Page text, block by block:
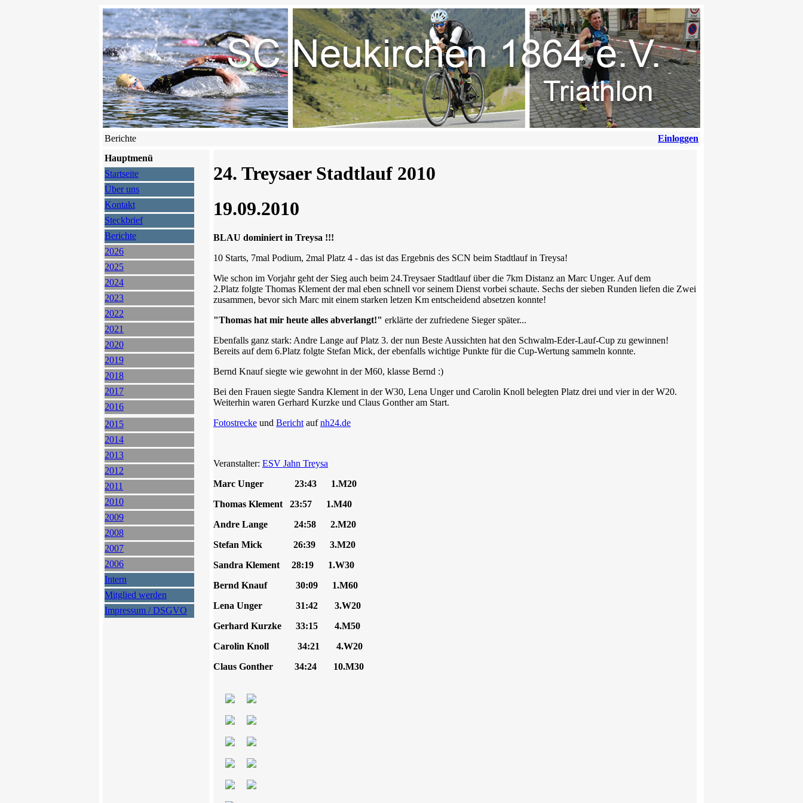
Berichte
Einloggen
Hauptmenü
Startseite
Über uns
Kontakt
Steckbrief
Berichte
2026
2025
2024
2023
2022
2021
2020
2019
2018
2017
2016
2015
2014
2013
2012
2011
2010
2009
2008
2007
2006
Intern
Mitglied werden
Impressum / DSGVO
24. Treysaer Stadtlauf 2010
19.09.2010
BLAU dominiert in Treysa !!!
10 Starts, 7mal Podium, 2mal Platz 4 - das ist das Ergebnis des SCN beim Stadtlauf in Treysa!
Wie schon im Vorjahr geht der Sieg auch beim 24.Treysaer Stadtlauf über die 7km Distanz an Marc Unger. Auf dem
2.Platz folgte Thomas Klement der mal eben schnell vor seinem Dienst vorbei schaute. Sechs der sieben Runden liefen die Zwei
zusammen, bevor sich Marc mit einem starken letzen Km entscheidend absetzen konnte!
"Thomas hat mir heute alles abverlangt!" erklärte der zufriedene Sieger später...
Ebenfalls ganz stark: Andre Lange auf Platz 3. der nun Beste Aussichten hat den Schwalm-Eder-Lauf-Cup zu gewinnen!
Bereits auf dem 6.Platz folgte Stefan Mick, der ebenfalls wichtige Punkte für die Cup-Wertung sammeln konnte.
Bernd Knauf siegte wie gewohnt in der M60, klasse Bernd :)
Bei den Frauen siegte Sandra Klement in der W30, Lena Unger und Carolin Knoll belegten Platz drei und vier in der W20.
Weiterhin waren Gerhard Kurzke und Claus Gonther am Start.
Fotostrecke und Bericht aufnh24.de
Veranstalter: ESV Jahn Treysa
Marc Unger 23:43 1.M20
Thomas Klement 23:57 1.M40
Andre Lange 24:58 2.M20
Stefan Mick 26:39 3.M20
Sandra Klement 28:19 1.W30
Bernd Knauf 30:09 1.M60
Lena Unger 31:42 3.W20
Gerhard Kurzke 33:15 4.M50
Carolin Knoll 34:21 4.W20
Claus Gonther 34:24 10.M30